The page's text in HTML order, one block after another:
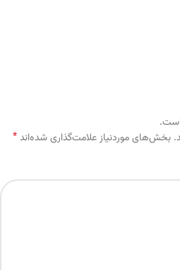
است.
بخش‌های موردنیاز علامت‌گذاری شده‌اند*